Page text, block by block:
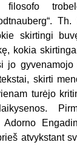
filosofo
skirtingi
kokia
jo
skirti
turėjo
atvykstant